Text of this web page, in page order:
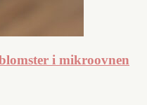
i mikroovnen